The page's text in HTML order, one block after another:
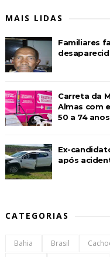
MAIS LIDAS
Familiares
Carreta da
Almas com
50 a 74 anos
Ex-
após
CATEGORIAS
Bahia Brasil